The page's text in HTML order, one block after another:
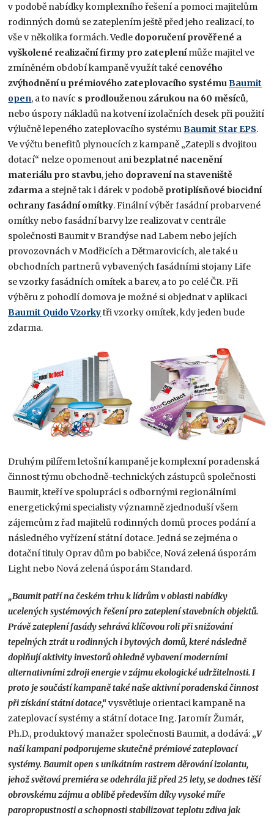
v podobě nabídky komplexního řešení a pomoci majitelům
rodinných domů se zateplením ještě před jeho realizací, to
vše v několika formách. Vedle doporučení prověřené a
vyškolené realizační firmy pro zateplenímůže majitel ve
zmíněném období kampaně využít také cenového
zvýhodnění u prémiového zateplovacího systémuBaumit
open, a to navíc s prodlouženou zárukou na 60 měsíců,
nebo úspory nákladů na kotvení izolačních desek při použití
výlučně lepeného zateplovacího systémuBaumit Star EPS.
Ve výčtu benefitů plynoucích z kampaně „Zatepli s dvojitou
dotací“ nelze opomenout anibezplatné nacenění
materiálu pro stavbu, jeho dopravení na staveniště
zdarma a stejně tak i dárek v podobě protiplísňové biocidní
ochrany fasádní omítky. Finální výběr fasádní probarvené
omítky nebo fasádní barvy lze realizovat v centrále
společnosti Baumit v Brandýse nad Labem nebo jejích
provozovnách v Modřicích a Dětmarovicích, ale také u
obchodních partnerů vybavených fasádními stojany Life
se vzorky fasádních omítek a barev, a to po celé ČR. Při
výběru z pohodlí domova je možné si objednat v aplikaci
Baumit Quido Vzorkytři vzorky omítek, kdy jeden bude
zdarma.
Druhým pilířem letošní kampaně je komplexní poradenská
činnost týmu obchodně-technických zástupců společnosti
Baumit, kteří ve spolupráci s odbornými regionálními
energetickými specialisty významně zjednoduší všem
zájemcům z řad majitelů rodinných domů proces podání a
následného vyřízení státní dotace. Jedná se zejména o
dotační tituly Oprav dům po babičce, Nová zelená úsporám
Light nebo Nová zelená úsporám Standard.
„Baumit patří na českém trhu k lídrům v oblasti nabídky
ucelených systémových řešení pro zateplení stavebních objektů.
Právě zateplení fasády sehrává klíčovou roli při snižování
tepelných ztrát u rodinných i bytových domů, které následně
doplňují aktivity investorů ohledně vybavení moderními
alternativními zdroji energie v zájmu ekologické udržitelnosti. I
proto je součástí kampaně také naše aktivní poradenská činnost
při získání státní dotace,“vysvětluje orientaci kampaně na
zateplovací systémy a státní dotace Ing. Jaromír Žumár,
Ph.D., produktový manažer společnosti Baumit, a dodává: „V
naší kampani podporujeme skutečně prémiové zateplovací
systémy. Baumit open s unikátním rastrem děrování izolantu,
jehož světová premiéra se odehrála již před 25 lety, se dodnes těší
obrovskému zájmu a oblibě především díky vysoké míře
paropropustnosti a schopnosti stabilizovat teplotu zdiva jak